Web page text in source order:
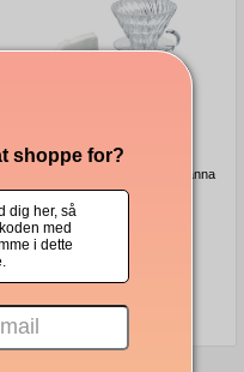
Hario V60 Glass Brewing Kit - kanna
och filterhållare i glas size 02
340,00 kr.
shoppe for?
dig her, så
med
i dette